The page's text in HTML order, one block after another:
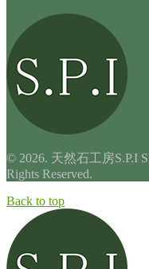
© 2026. 天然石工房
Rights Reserved.
Back to top